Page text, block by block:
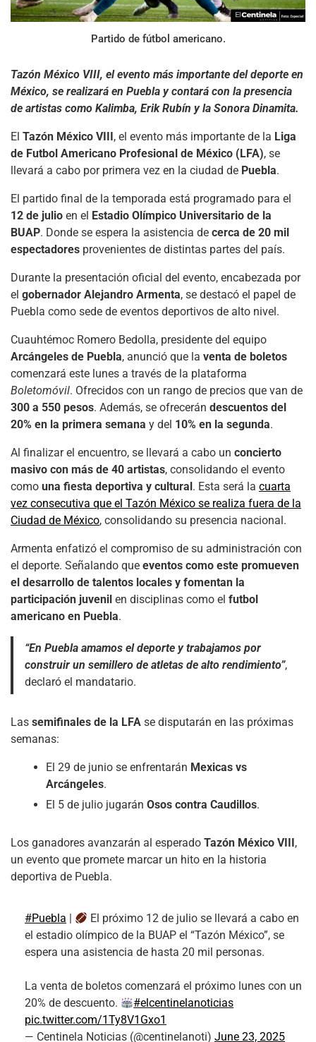
Partido de fútbol americano.
Tazón México VIII, el evento más importante del deporte en
México, se realizará en Puebla y contará con la presencia
de artistas como Kalimba, Erik Rubín y la Sonora Dinamita.
El Tazón México VIII, el evento más importante de la Liga
de Futbol Americano Profesional de México (LFA), se
llevará a cabo por primera vez en la ciudad de Puebla.
El partido final de la temporada está programado para el
12 de julio en el Estadio Olímpico Universitario de la
BUAP. Donde se espera la asistencia de cerca de 20 mil
espectadores provenientes de distintas partes del país.
Durante la presentación oficial del evento, encabezada por
el gobernador Alejandro Armenta, se destacó el papel de
Puebla como sede de eventos deportivos de alto nivel.
Cuauhtémoc Romero Bedolla, presidente del equipo
Arcángeles de Puebla, anunció que la venta de boletos
comenzará este lunes a través de la plataforma
Boletomóvil. Ofrecidos con un rango de precios que van de
300 a 550 pesos. Además, se ofrecerán descuentos del
20% en la primera semana y del 10% en la segunda.
Al finalizar el encuentro, se llevará a cabo un concierto
masivo con más de 40 artistas, consolidando el evento
como una fiesta deportiva y cultural. Esta será la cuarta
vez consecutiva que el Tazón México se realiza fuera de la
Ciudad de México, consolidando su presencia nacional.
Armenta enfatizó el compromiso de su administración con
el deporte. Señalando que eventos como este promueven
el desarrollo de talentos locales y fomentan la
participación juvenil en disciplinas como el futbol
americano en Puebla.
“En Puebla amamos el deporte y trabajamos por
construir un semillero de atletas de alto rendimiento”,
declaró el mandatario.
Las semifinales de la LFA se disputarán en las próximas
semanas:
El 29 de junio se enfrentarán Mexicas vs
Arcángeles.
El 5 de julio jugarán Osos contra Caudillos.
Los ganadores avanzarán al esperado Tazón México VIII,
un evento que promete marcar un hito en la historia
deportiva de Puebla.
#Puebla |
El próximo 12 de julio se llevará a cabo en
el estadio olímpico de la BUAP el “Tazón México”, se
espera una asistencia de hasta 20 mil personas.
La venta de boletos comenzará el próximo lunes con un
20% de descuento.
#elcentinelanoticias
pic.twitter.com/1Ty8V1Gxo1
— Centinela Noticias (@centinelanoti) June 23, 2025